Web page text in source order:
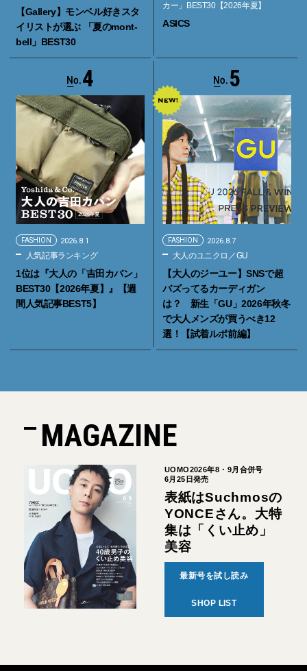
【Gallery】モンベル好きスタ
イリストが選ぶ 「夏のmont-
bell」BEST30
カー」BEST30【2026年夏】
ASICS
4
FASHION 2026.8.1
人気記事ランキング
1位は『大人の「吉田カバン」
BEST30【2026年夏】』【週
間人気記事BEST5】
5
FASHION 2026.8.7
大人のユニクロ／GU
【大人のジーユー】SNSで超
バズってるカーディガン
は？ 新生「GU」2026年秋冬
で大人メンズが買うべき12
選！【試着ルポ前編】
MAGAZINE
UOMO2026年8・9月合併号
6月25日発売
表紙はSuchmosの
YONCEさん。大特
集は「くい止め」
美容
最新号を試し読み
SHOP LIST